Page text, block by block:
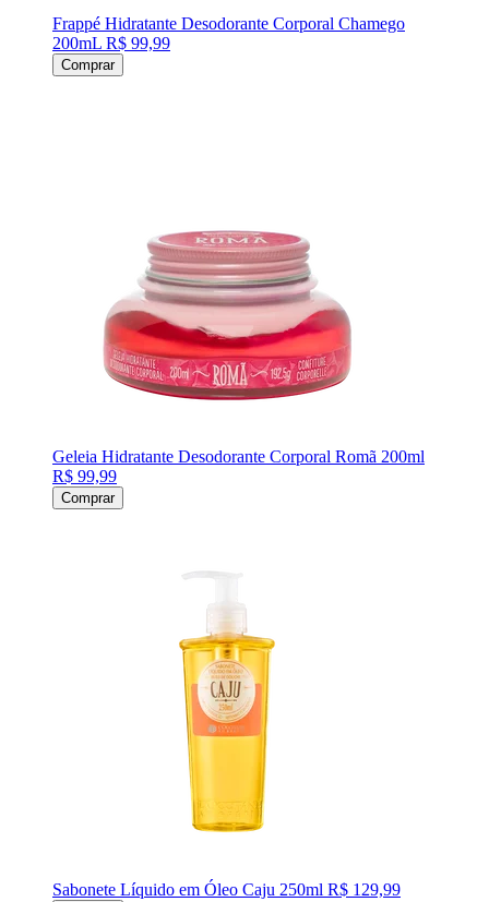
Frappé Hidratante Desodorante Corporal Chamego
200mL R$ 99,99
Comprar
Geleia Hidratante Desodorante Corporal Romã 200ml
R$ 99,99
Comprar
Sabonete Líquido em Óleo Caju 250ml R$ 129,99